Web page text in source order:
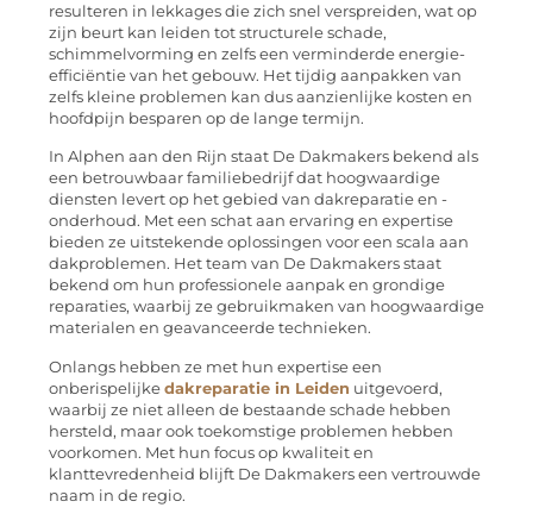
resulteren in lekkages die zich snel verspreiden, wat op
zijn beurt kan leiden tot structurele schade,
schimmelvorming en zelfs een verminderde energie-
efficiëntie van het gebouw. Het tijdig aanpakken van
zelfs kleine problemen kan dus aanzienlijke kosten en
hoofdpijn besparen op de lange termijn.
In Alphen aan den Rijn staat De Dakmakers bekend als
een betrouwbaar familiebedrijf dat hoogwaardige
diensten levert op het gebied van dakreparatie en -
onderhoud. Met een schat aan ervaring en expertise
bieden ze uitstekende oplossingen voor een scala aan
dakproblemen. Het team van De Dakmakers staat
bekend om hun professionele aanpak en grondige
reparaties, waarbij ze gebruikmaken van hoogwaardige
materialen en geavanceerde technieken.
Onlangs hebben ze met hun expertise een
onberispelijke dakreparatie in Leiden uitgevoerd,
waarbij ze niet alleen de bestaande schade hebben
hersteld, maar ook toekomstige problemen hebben
voorkomen. Met hun focus op kwaliteit en
klanttevredenheid blijft De Dakmakers een vertrouwde
naam in de regio.